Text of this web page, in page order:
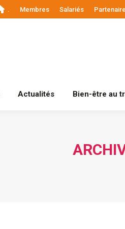
. Membres Salariés
Actualités Bien-être au